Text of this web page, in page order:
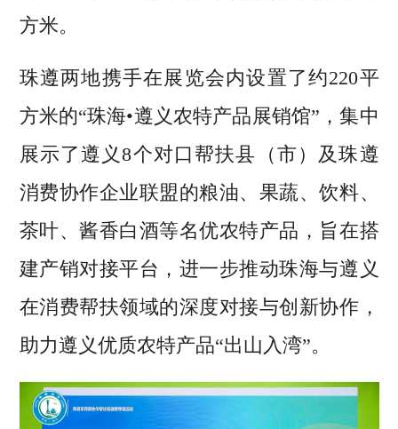
方米。
珠遵两地携手在展览会内设置了约220平
方米的“珠海•遵义农特产品展销馆”，集中
展示了遵义8个对口帮扶县（市）及珠遵
消费协作企业联盟的粮油、果蔬、饮料、
茶叶、酱香白酒等名优农特产品，旨在搭
建产销对接平台，进一步推动珠海与遵义
在消费帮扶领域的深度对接与创新协作，
助力遵义优质农特产品“出山入湾”。